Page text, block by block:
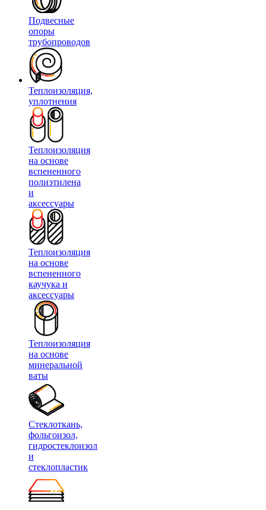
Подвесные
опоры
трубопроводов
Теплоизоляция,
уплотнения
Теплоизоляция
на основе
вспененного
полиэтилена
и
аксессуары
Теплоизоляция
на основе
вспененного
каучука и
аксессуары
Теплоизоляция
на основе
минеральной
ваты
Стеклоткань,
фольгоизол,
гидростеклоизол
и
стеклопластик